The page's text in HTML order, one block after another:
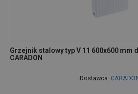
Grzejnik stalowy typ V 11 600x600 mm
CARADON
Dostawca: